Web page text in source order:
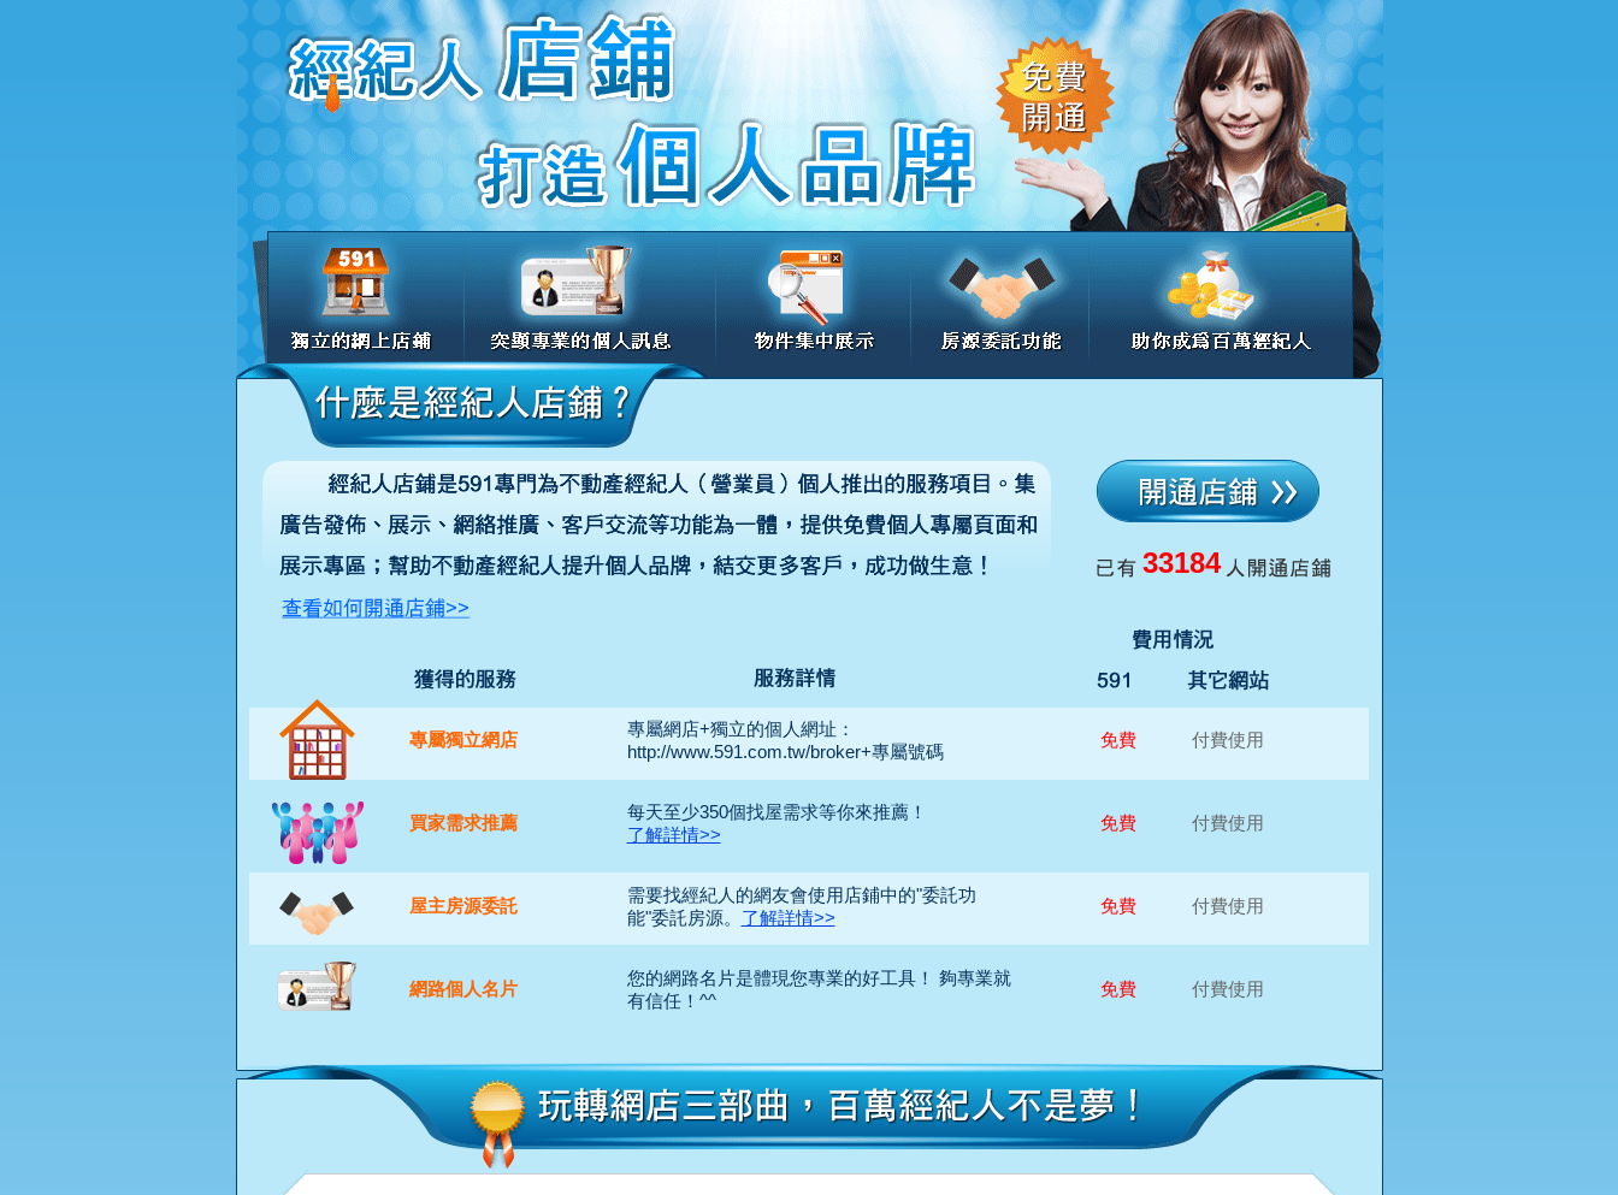
33184
專屬獨立網店
專屬網店+獨立的個人網址：
http://www.591.com.tw/broker+專屬號碼
免費 付費使用
買家需求推薦
每天至少350個找屋需求等你來推薦！
了解詳情>>
免費 付費使用
屋主房源委託
需要找經紀人的網友會使用店鋪中的"委託功
能"委託房源。 了解詳情>>
免費 付費使用
網路個人名片
您的網路名片是體現您專業的好工具！ 夠專業就
有信任！^^
免費 付費使用